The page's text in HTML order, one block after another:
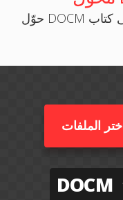
حوّل DOCM إلى كتاب Sony LRF إلكتروني — مجاني
الملفات
DOCM